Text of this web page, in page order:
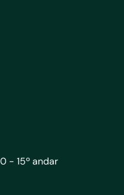
- 15º andar